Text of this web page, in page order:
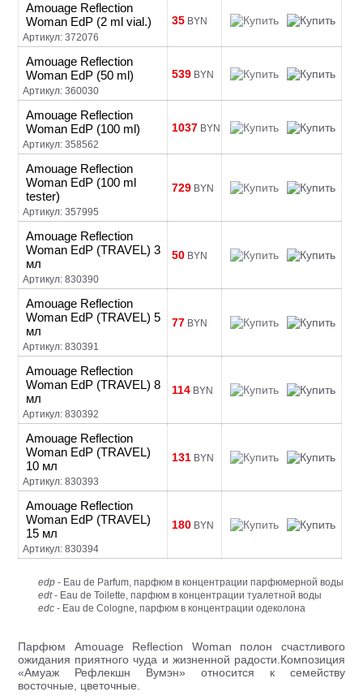
Amouage Reflection
Woman EdP (2 ml vial.)
Артикул: 372076
35 BYN
Amouage Reflection
Woman EdP (50 ml)
Артикул: 360030
539 BYN
Amouage Reflection
Woman EdP (100 ml)
Артикул: 358562
1037 BYN
Amouage Reflection
Woman EdP (100 ml
tester)
Артикул: 357995
729 BYN
Amouage Reflection
Woman EdP (TRAVEL) 3
мл
Артикул: 830390
50 BYN
Amouage Reflection
Woman EdP (TRAVEL) 5
мл
Артикул: 830391
77 BYN
Amouage Reflection
Woman EdP (TRAVEL) 8
мл
Артикул: 830392
114 BYN
Amouage Reflection
Woman EdP (TRAVEL)
10 мл
Артикул: 830393
131 BYN
Amouage Reflection
Woman EdP (TRAVEL)
15 мл
Артикул: 830394
180 BYN
edp - Eau de Parfum, парфюм в концентрации парфюмерной воды
edt- Eau de Toilette, парфюм в концентрации туалетной воды
edc - Eau de Cologne, парфюм в концентрации одеколона
Парфюм Amouage Reflection Woman полон счастливого
ожидания приятного чуда и жизненной радости.Композиция
«Амуаж Рефлекшн Вумэн» относится к семейству
восточные, цветочные.